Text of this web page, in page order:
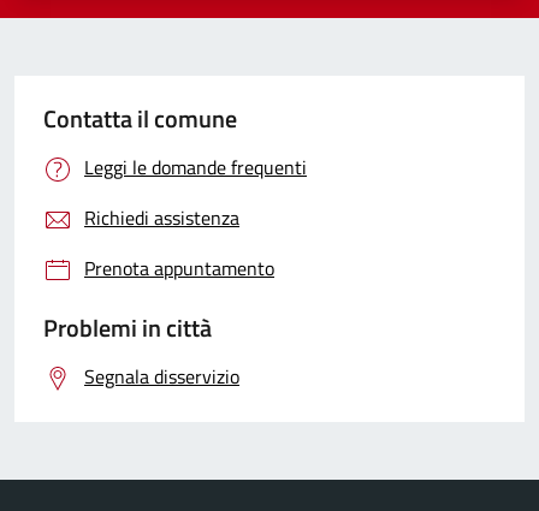
Contatta il comune
Leggi le domande frequenti
Richiedi assistenza
Prenota appuntamento
Problemi in città
Segnala disservizio